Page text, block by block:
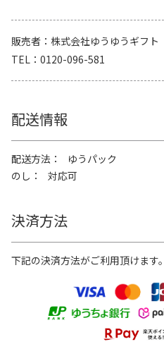
販売者
株式会社ゆうゆうギフト
TEL
0120-096-581
配送情報
配送方法
ゆうパック
のし
対応可
決済方法
下記の決済方法がご利用頂けます。